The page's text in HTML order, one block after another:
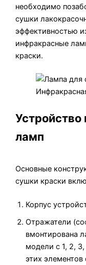
необходимо
сушки
эффективностью
инфракрасные
краски.
Устройство
ламп
Основные
сушки краски
Корпус
Отражатели
вмонтирована
модели с 1, 2,
этих